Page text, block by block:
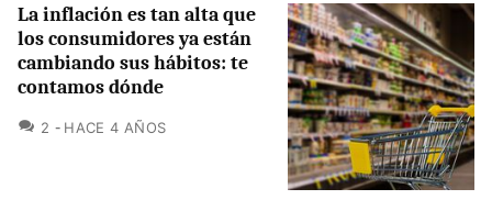
La inflación es tan alta que
los consumidores ya están
cambiando sus hábitos: te
contamos dónde
2 COMENTARIOS
HACE 4 AÑOS